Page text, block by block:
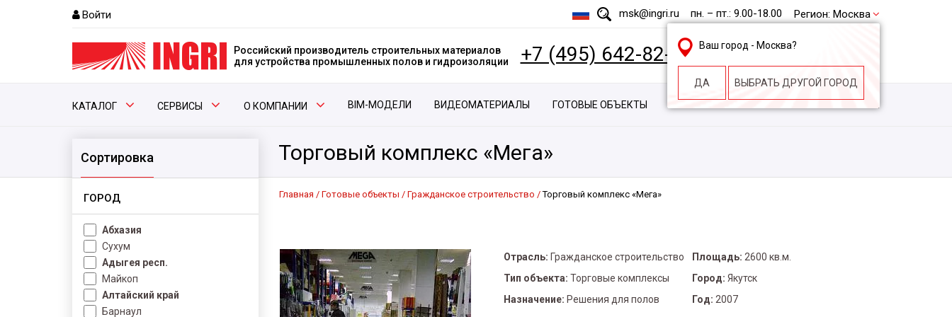
Войти msk@ingri.ru пн. – пт.: 9.00-18.00 Регион: Москва
Ваш город - Москва?
ДА ВЫБРАТЬ ДРУГОЙ ГОРОД
Российский производитель строительных материалов
для устройства промышленных полов и гидроизоляции
+7 (495) 642-82-62
КАТАЛОГ СЕРВИСЫ О КОМПАНИИ BIM-МОДЕЛИ ВИДЕОМАТЕРИАЛЫ ГОТОВЫЕ ОБЪЕКТЫ
Торговый комплекс «Мега»
Сортировка
ГОРОД
Абхазия
Сухум
Адыгея респ.
Майкоп
Алтайский край
Барнаул
Главная Готовые объекты Гражданское строительство Торговый комплекс «Мега»
Отрасль: Гражданское строительство Площадь: 2600 кв.м.
Тип объекта: Торговые комплексы Город: Якутск
Назначение: Решения для полов Год: 2007